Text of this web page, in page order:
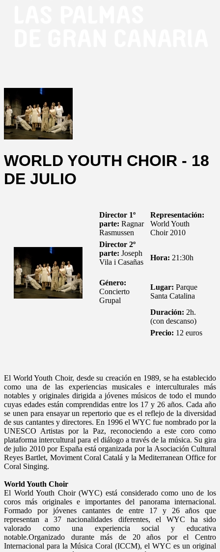
WORLD YOUTH CHOIR - 18
DE JULIO
Director 1º
parte: Ragnar
Rasmussen
Representación:
World Youth
Choir 2010
Director 2º
parte: Joseph
Vila i Casañas
Hora: 21:30h
Género:
Concierto
Grupal
Lugar: Parque
Santa Catalina
Duración: 2h.
(con descanso)
Precio: 12 euros
El World Youth Choir, desde su creación en 1989, se ha establecido
como una de las experiencias musicales e interculturales más
notables y originales dirigida a jóvenes músicos de todo el mundo
cuyas edades están comprendidas entre los 17 y 26 años. Cada año
se unen para ensayar un repertorio que es el reflejo de la diversidad
de sus cantantes y directores. En 1996 el WYC fue nombrado por la
UNESCO Artistas por la Paz, reconociendo a este coro como
plataforma intercultural para el diálogo a través de la música. Su gira
de julio 2010 por España está organizada por la Asociación Cultural
Reyes Bartlet, Moviment Coral Catalá y la Mediterranean Office for
Coral Singing.
World Youth Choir
El World Youth Choir (WYC) está considerado como uno de los
coros más originales e importantes del panorama internacional.
Formado por jóvenes cantantes de entre 17 y 26 años que
representan a 37 nacionalidades diferentes, el WYC ha sido
valorado como una experiencia social y educativa
notable.Organizado durante más de 20 años por el Centro
Internacional para la Música Coral (ICCM), el WYC es un original